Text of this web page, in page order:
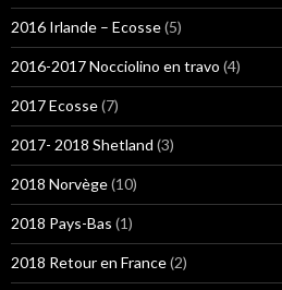
2016 Irlande – Ecosse(5)
2016-2017 Nocciolino en travo (4)
2017 Ecosse(7)
2017- 2018 Shetland (3)
2018 Norvège(10)
2018 Pays-Bas (1)
2018 Retour en France(2)